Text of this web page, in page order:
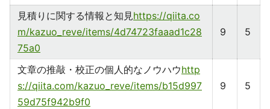
見積りに関する情報と知見https://qiita.co
m/kazuo_reve/items/4d74723faaad1c28
75a0
9 5
文章の推敲・校正の個人的なノウハウhttp
s://qiita.com/kazuo_reve/items/b15d997
59d75f942b9f0
9 5